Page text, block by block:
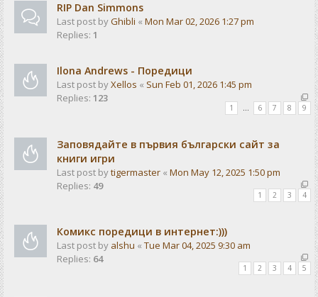
RIP Dan Simmons
Last post byGhibli « Mon Mar 02, 2026 1:27 pm
Replies: 1
Ilona Andrews - Поредици
Last post byXellos « Sun Feb 01, 2026 1:45 pm
Replies: 123
1 6 7 8 9
Заповядайте в първия български сайт за
книги игри
Last post bytigermaster « Mon May 12, 2025 1:50 pm
Replies: 49
1 2 3 4
Комикс поредици в интернет:)))
Last post by alshu « Tue Mar 04, 2025 9:30 am
Replies: 64
1 2 3 4 5